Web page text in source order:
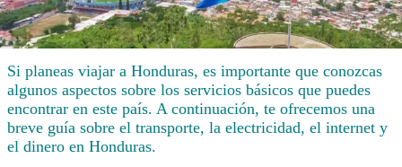
Si planeas viajar a Honduras, es importante que conozcas
algunos aspectos sobre los servicios básicos que puedes
encontrar en este país. A continuación, te ofrecemos una
breve guía sobre el transporte, la electricidad, el internet y
el dinero en Honduras.